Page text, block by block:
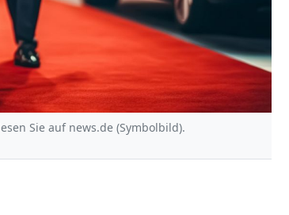
Sie auf news.de (Symbolbild).